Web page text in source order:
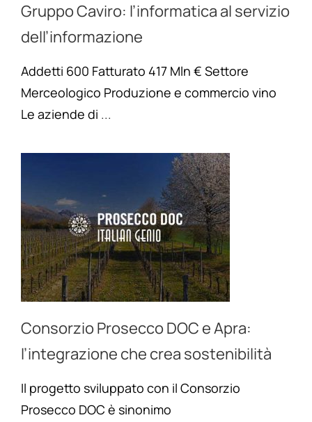
Gruppo Caviro: l’informatica al servizio
dell’informazione
Addetti 600 Fatturato 417 Mln € Settore
Merceologico Produzione e commercio vino
Le aziende di ...
Consorzio Prosecco DOC e Apra:
l’integrazione che crea sostenibilità
Il progetto sviluppato con il Consorzio
Prosecco DOC è sinonimo